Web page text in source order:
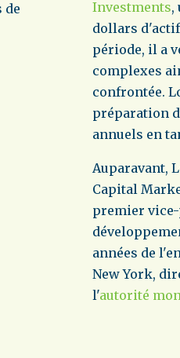
de
Investments,
dollars
période, il a
complexes
confrontée.
préparation
annuels en
Auparavant,
Capital
premier
années de
New York,
l'autorité